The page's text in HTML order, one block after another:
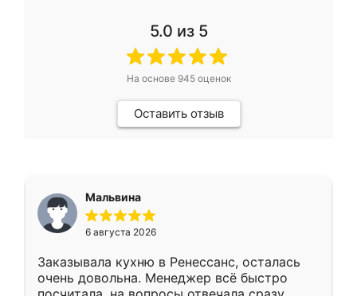
5.0 из 5
На основе 945оценок
Оставить отзыв
Мальвина
6 августа 2026
Заказывала кухню в Ренессанс, осталась
очень довольна. Менеджер всё быстро